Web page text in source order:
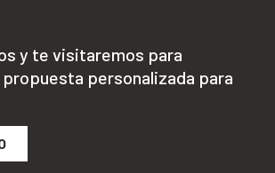
y te visitaremos para
propuesta personalizada para